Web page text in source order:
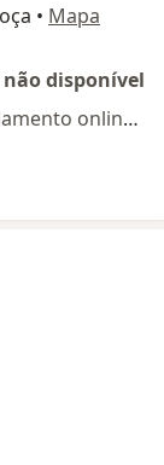
• Mapa
não disponível
Esse especialista não oferece agendamento online para esse endereço.